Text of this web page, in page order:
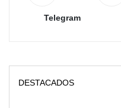
Telegram
DESTACADOS